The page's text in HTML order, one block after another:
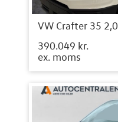
390.049 kr.
ex. moms